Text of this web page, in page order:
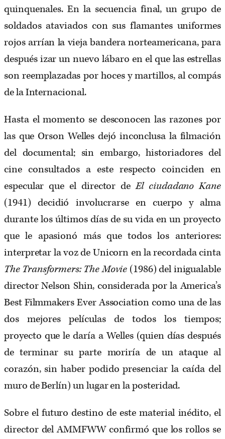
quinquenales. En la secuencia final, un grupo de
soldados ataviados con sus flamantes uniformes
rojos arrían la vieja bandera norteamericana, para
después izar un nuevo lábaro en el que las estrellas
son reemplazadas por hoces y martillos, al compás
de la Internacional.
Hasta el momento se desconocen las razones por
las que Orson Welles dejó inconclusa la filmación
del documental; sin embargo, historiadores del
cine consultados a este respecto coinciden en
especular que el director deEl ciudadano Kane
(1941) decidió involucrarse en cuerpo y alma
durante los últimos días de su vida en un proyecto
que le apasionó más que todos los anteriores:
interpretar la voz de Unicorn en la recordada cinta
The Transformers: The Movie (1986) del inigualable
director Nelson Shin, considerada por la America’s
Best Filmmakers Ever Association como una de las
dos mejores películas de todos los tiempos;
proyecto que le daría a Welles (quien días después
de terminar su parte moriría de un ataque al
corazón, sin haber podido presenciar la caída del
muro de Berlín) un lugar en la posteridad.
Sobre el futuro destino de este material inédito, el
director del AMMFWW confirmó que los rollos se